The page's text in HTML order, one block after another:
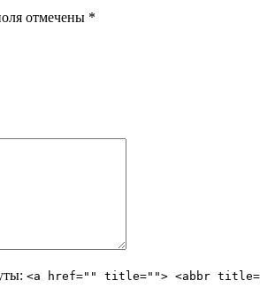
отмечены *
<a href="" title=""> <abbr